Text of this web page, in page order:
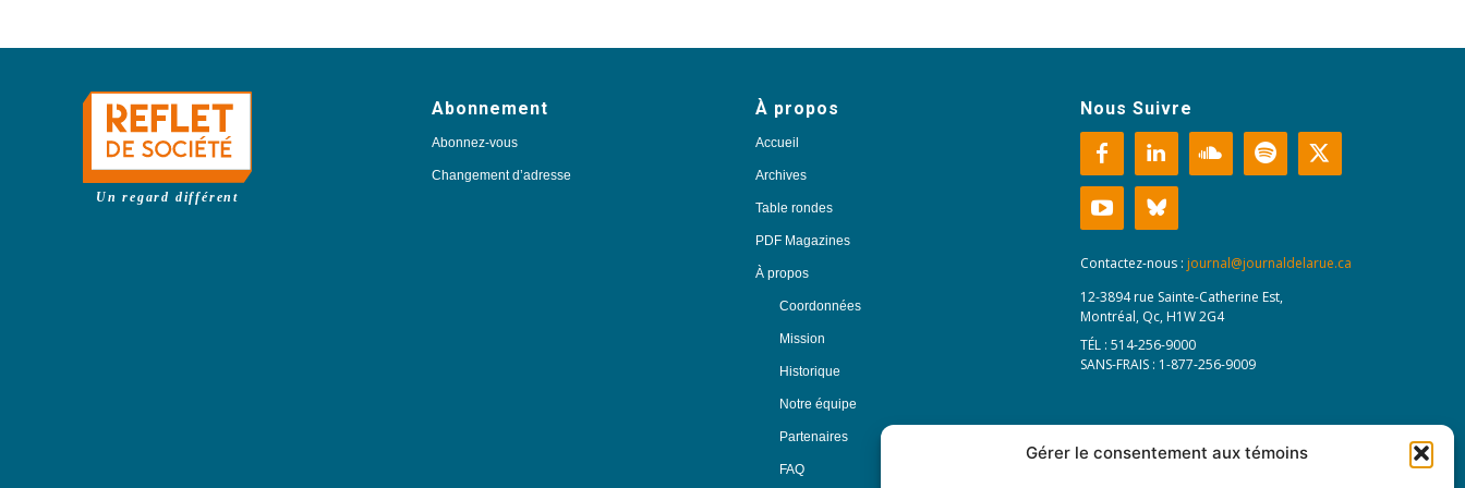
Gérer le consentement aux témoins
Un regard différent
Abonnement
Abonnez-vous
Changement d’adresse
À propos
Accueil
Archives
Table rondes
PDF Magazines
À propos
Coordonnées
Mission
Historique
Notre équipe
Partenaires
FAQ
Nous Suivre
Contactez-nous : journal@journaldelarue.ca
12-3894 rue Sainte-Catherine Est,
Montréal, Qc, H1W 2G4
TÉL : 514-256-9000
SANS-FRAIS : 1-877-256-9009